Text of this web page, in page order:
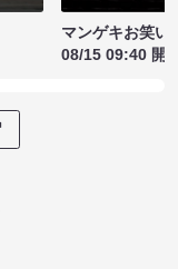
マンゲキお笑い
08/15 09:40 開